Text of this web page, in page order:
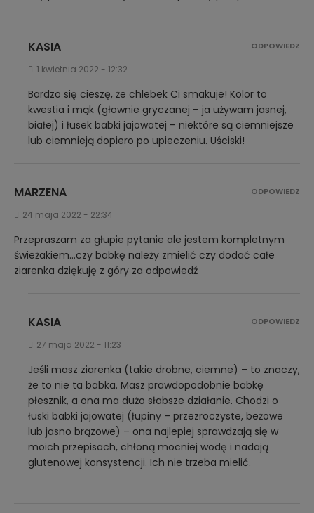
KASIA
1 kwietnia 2022 - 12:32
Bardzo się cieszę, że chlebek Ci smakuje! Kolor to
kwestia i mąk (głownie gryczanej – ja używam jasnej,
białej) i łusek babki jajowatej – niektóre są ciemniejsze
lub ciemnieją dopiero po upieczeniu. Uściski!
ODPOWIEDZ
MARZENA
24 maja 2022 - 22:34
Przepraszam za głupie pytanie ale jestem kompletnym
świeżakiem…czy babkę należy zmielić czy dodać całe
ziarenka dziękuję z góry za odpowiedź
ODPOWIEDZ
KASIA
27 maja 2022 - 11:23
Jeśli masz ziarenka (takie drobne, ciemne) – to znaczy,
że to nie ta babka. Masz prawdopodobnie babkę
płesznik, a ona ma dużo słabsze działanie. Chodzi o
łuski babki jajowatej (łupiny – przezroczyste, beżowe
lub jasno brązowe) – ona najlepiej sprawdzają się w
moich przepisach, chłoną mocniej wodę i nadają
glutenowej konsystencji. Ich nie trzeba mielić.
ODPOWIEDZ